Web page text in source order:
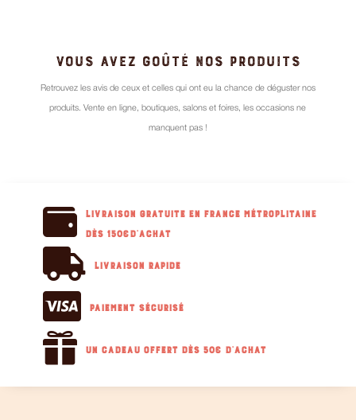
VOUS AVEZ GOÛTÉ NOS PRODUITS
Retrouvez les avis de ceux et celles qui ont eu la chance de déguster nos
produits. Vente en ligne, boutiques, salons et foires, les occasions ne
manquent pas !

Livraison GRATUITE en France métroplitaine
dès 150€d'achat
 Livraison RAPIDE
 Paiement sécurisé
 Un cadeau offert dès 50€ d'achat